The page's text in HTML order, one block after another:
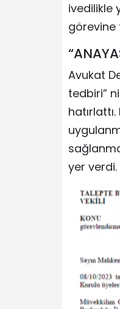
ivedilikle
görevine
Avukat
tedbiri”
yer verdi.